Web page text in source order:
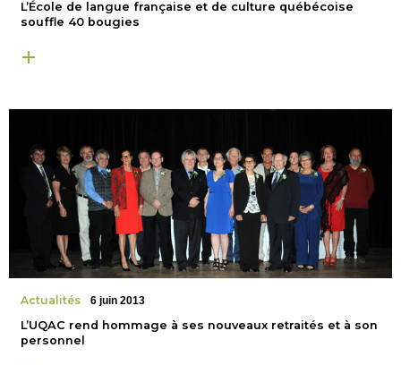
L’École de langue française et de culture québécoise
souffle 40 bougies
Actualités 6 juin 2013
L’UQAC rend hommage à ses nouveaux retraités et à son
personnel